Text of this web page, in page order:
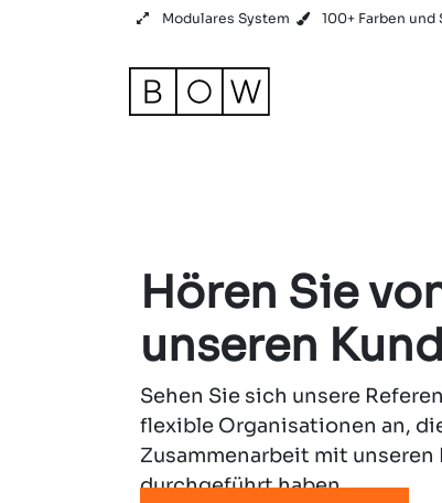
Zum Inhalt springenModulares System 100+ Farben und
Hören Sie
unseren
Sehen Sie sich unsere
flexible Organisationen an,
Zusammenarbeit mit unseren
durchgeführt haben.